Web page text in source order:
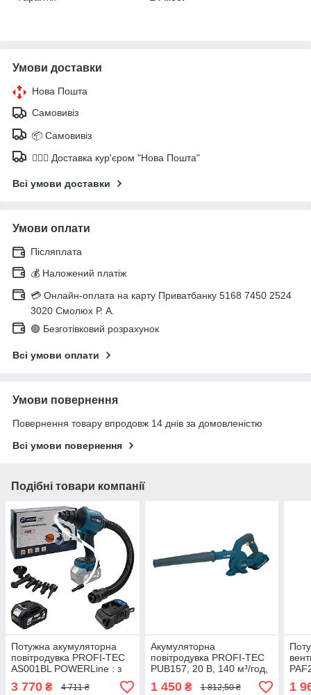
Умови доставки
Нова Пошта
Самовивіз
📦 Самовивіз
🚶🏼‍♂️ Доставка кур'єром "Нова Пошта"
Всі умови доставки
Умови оплати
Післяплата
💰 Наложений платіж
💳 Онлайн-оплата на карту Приватбанку 5168 7450 2524
3020 Смолюх Р. А.
🟢 Безготівковий розрахунок
Всі умови оплати
Умови повернення
Повернення товару впродовж 14 днів за домовленістю
Всі умови повернення
Подібні товари компанії
Потужна акумуляторна
повітродувка PROFI-TEC
AS001BL POWERLine : з
АКБ 20 V 4.0 Аh (007954)
3 770 ₴ 4 711 ₴
Акумуляторна
повітродувка PROFI-TEC
PUB157, 20 В, 140 м³/год,
без АКБ і зарядного
1 450₴ 1 812,50 ₴
без
1